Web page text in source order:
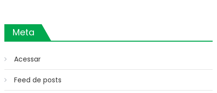
Meta
Acessar
Feed de posts